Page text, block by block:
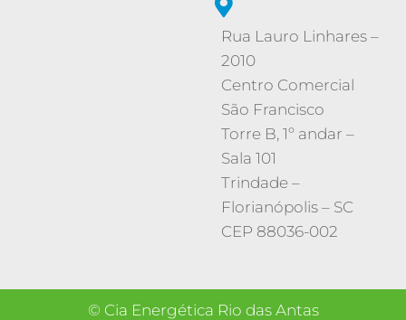
Rua Lauro Linhares –
2010
Centro Comercial
São Francisco
Torre B, 1º andar –
Sala 101
Trindade –
Florianópolis – SC
CEP 88036-002
© Cia Energética Rio das Antas